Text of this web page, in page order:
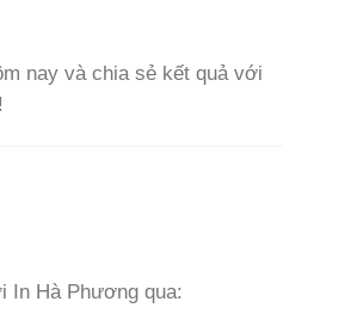
nay và chia sẻ kết quả với
In Hà Phương qua: